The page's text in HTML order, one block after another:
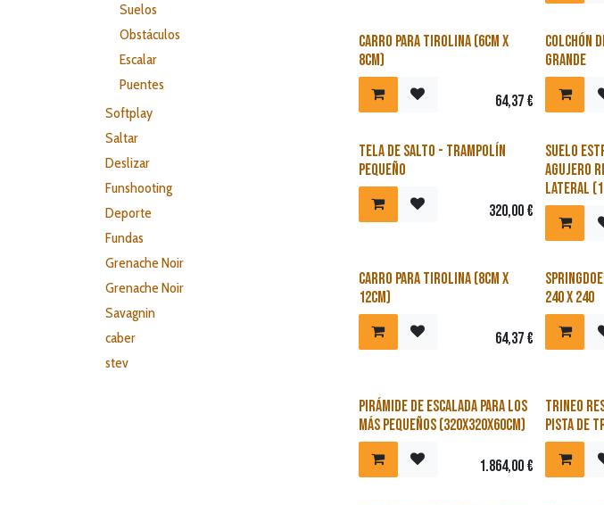
Suelos
Obstáculos
Escalar
Puentes
Softplay
Saltar
Deslizar
Funshooting
Deporte
Fundas
Grenache Noir
Grenache Noir
Savagnin
caber
stev
Carro para tirolina (6cm x
8cm)
64,37€
Colchón
grande
Tela de salto - trampolín
pequeño
320,00€
Suelo
agujero
lateral
Carro para tirolina (8cm x
12cm)
64,37€
240 x 240
Pirámide de escalada para los
más pequeños (320x320x60cm)
1.864,00€
Trineo
pista de